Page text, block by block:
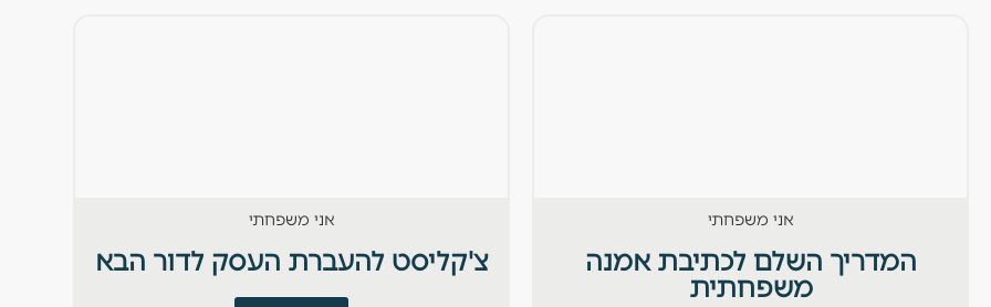
אני משפחתי
המדריך השלם לכתיבת אמנה
משפחתית
אני משפחתי
צ'קליסט להעברת העסק לדור הבא